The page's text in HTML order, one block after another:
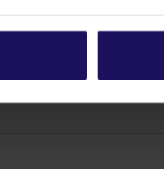
souborů cookie